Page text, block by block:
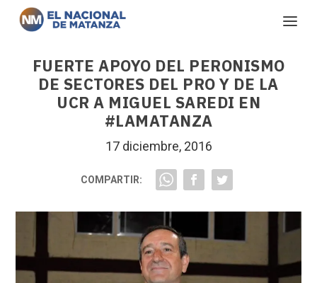
FUERTE APOYO DEL PERONISMO
DE SECTORES DEL PRO Y DE LA
UCR A MIGUEL SAREDI EN
#LAMATANZA
17 diciembre, 2016
COMPARTIR: